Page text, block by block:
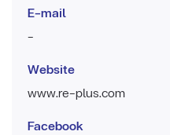
E-mail
-
Website
www.re-plus.com
Facebook